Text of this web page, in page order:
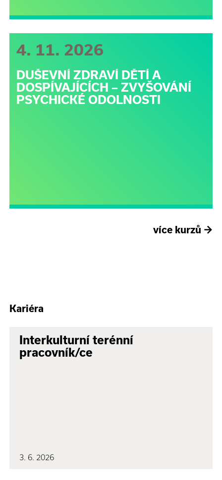
4. 11. 2026
DUŠEVNÍ ZDRAVÍ DĚTÍ A
DOSPÍVAJÍCÍCH – ZVYŠOVÁNÍ
PSYCHICKÉ ODOLNOSTI
více kurzů →
Kariéra
Interkulturní terénní
pracovník/ce
3. 6. 2026